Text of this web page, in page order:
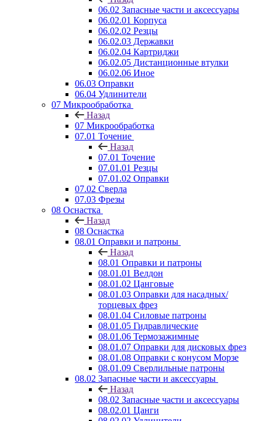
06.02 Запасные части и аксессуары
06.02.01 Корпуса
06.02.02 Резцы
06.02.03 Державки
06.02.04 Картриджи
06.02.05 Дистанционные втулки
06.02.06 Иное
06.03 Оправки
06.04 Удлинители
07 Микрообработка
Назад
07 Микрообработка
07.01 Точение
Назад
07.01 Точение
07.01.01 Резцы
07.01.02 Оправки
07.02 Сверла
07.03 Фрезы
08 Оснастка
Назад
08 Оснастка
08.01 Оправки и патроны
Назад
08.01 Оправки и патроны
08.01.01 Велдон
08.01.02 Цанговые
08.01.03 Оправки для насадных/
торцевых фрез
08.01.04 Силовые патроны
08.01.05 Гидравлические
08.01.06 Термозажимные
08.01.07 Оправки для дисковых фрез
08.01.08 Оправки с конусом Морзе
08.01.09 Сверлильные патроны
08.02 Запасные части и аксессуары
Назад
08.02 Запасные части и аксессуары
08.02.01 Цанги